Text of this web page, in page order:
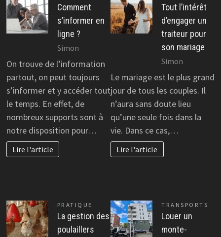
Comment
s’informer en
ligne ?
Simon
On trouve de l’information
partout, on peut toujours
s’informer et y accéder tout
le temps. En effet, de
nombreux supports sont à
notre disposition pour…
Lire l'article
Tout l’intérêt
d’engager un
traiteur pour
son mariage
Simon
Le mariage est le plus grand
jour de tous les couples. Il
n’aura sans doute lieu
qu’une seule fois dans la
vie. Dans ce cas,…
Lire l'article
PRATIQUE
La gestion des
poulaillers
TRANSPORTS
Louer un
monte-